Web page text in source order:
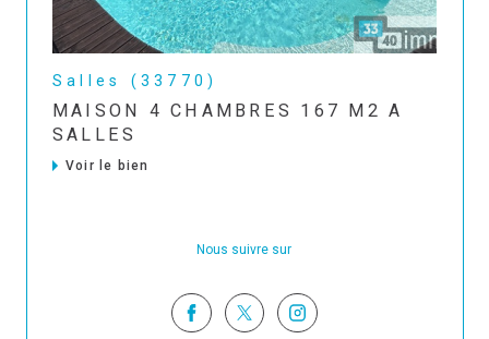
Salles (33770)
MAISON 4 CHAMBRES 167 M2 A
SALLES
Voir le bien
Nous suivre sur